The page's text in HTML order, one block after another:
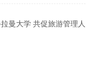
曼大学 共促旅游管理人